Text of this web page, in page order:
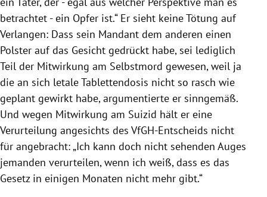
betrachtet - ein Opfer ist.“ Er sieht keine Tötung auf
Verlangen: Dass sein Mandant dem anderen einen
Polster auf das Gesicht gedrückt habe, sei lediglich
Teil der Mitwirkung am Selbstmord gewesen, weil ja
die an sich letale Tablettendosis nicht so rasch wie
geplant gewirkt habe, argumentierte er sinngemäß.
Und wegen Mitwirkung am Suizid hält er eine
Verurteilung angesichts des VfGH-Entscheids nicht
für angebracht: „Ich kann doch nicht sehenden Auges
jemanden verurteilen, wenn ich weiß, dass es das
Gesetz in einigen Monaten nicht mehr gibt.“